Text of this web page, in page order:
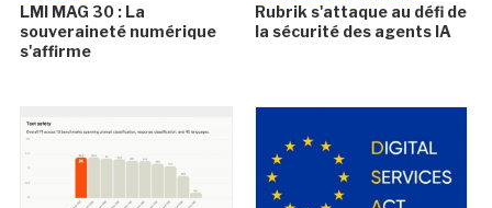
LMI MAG 30 : La
souveraineté numérique
s'affirme
Rubrik s'attaque au défi de
la sécurité des agents IA